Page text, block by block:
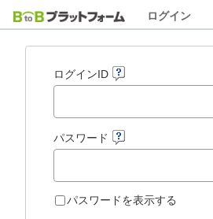
ログイン
ログインID
パスワード
パスワードを表示する